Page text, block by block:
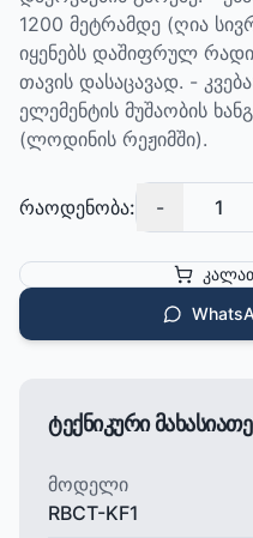
1200 მეტრამდე (ღია
იყენებს დაშიფრულ
თავის დასაცავად. -
ელემენტის მუშაობის
(ლოდინის რეჟიმში).
რაოდენობა: - 1
ტექნიკური
მოდელი
RBCT-KF1